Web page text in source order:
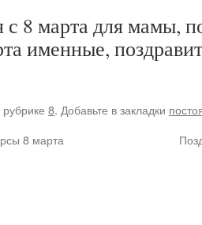
с 8 марта для мамы,
именные,
8. Добавьте в закладки
8 марта